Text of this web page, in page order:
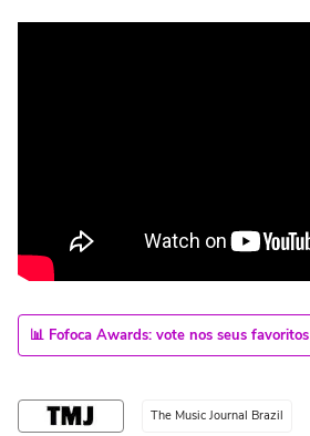
📊 Fofoca Awards: vote nos seus favoritos
The Music Journal Brazil